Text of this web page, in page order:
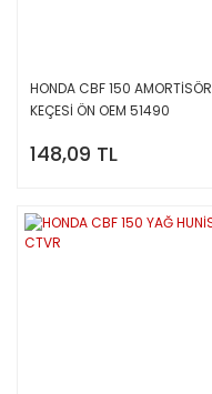
HONDA CBF 150 AMORTİSÖR
KEÇESİ ÖN OEM 51490
148,09 TL